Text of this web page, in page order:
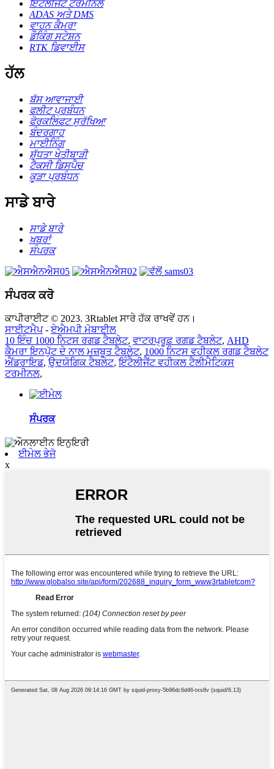
ਇੰਟੈਲੀਜੈਂਟ ਟਰਮੀਨਲ
ADAS ਅਤੇ DMS
ਵਾਹਨ ਕੈਮਰਾ
ਡੌਕਿੰਗ ਸਟੇਸ਼ਨ
RTK ਡਿਵਾਈਸ
ਹੱਲ
ਬੱਸ ਆਵਾਜਾਈ
ਫਲੀਟ ਪ੍ਰਬੰਧਨ
ਫੋਰਕਲਿਫਟ ਸੁਰੱਖਿਆ
ਬੰਦਰਗਾਹ
ਮਾਈਨਿੰਗ
ਸ਼ੁੱਧਤਾ ਖੇਤੀਬਾੜੀ
ਟੈਕਸੀ ਡਿਸਪੈਚ
ਕੂੜਾ ਪ੍ਰਬੰਧਨ
ਸਾਡੇ ਬਾਰੇ
ਸਾਡੇ ਬਾਰੇ
ਖ਼ਬਰਾਂ
ਸੰਪਰਕ
ਸੰਪਰਕ ਕਰੋ
ਕਾਪੀਰਾਈਟ © 2023. 3Rtablet ਸਾਰੇ ਹੱਕ ਰਾਖਵੇਂ ਹਨ।
ਸਾਈਟਮੈਪ-ਏਐਮਪੀ ਮੋਬਾਈਲ
10 ਇੰਚ 1000 ਨਿਟਸ ਰਗਡ ਟੈਬਲੇਟ, ਵਾਟਰਪ੍ਰੂਫ਼ ਰਗਡ ਟੈਬਲੇਟ, AHD
ਕੈਮਰਾ ਇਨਪੁੱਟ ਦੇ ਨਾਲ ਮਜ਼ਬੂਤ ​​ਟੈਬਲੇਟ, 1000 ਨਿਟਸ ਵਹੀਕਲ ਰਗਡ ਟੈਬਲੇਟ
ਐਂਡਰਾਇਡ, ਉਦਯੋਗਿਕ ਟੈਬਲੇਟ,ਇੰਟੈਲੀਜੈਂਟ ਵਹੀਕਲ ਟੈਲੀਮੈਟਿਕਸ
ਟਰਮੀਨਲ,
ਸੰਪਰਕ
ਈਮੇਲ ਭੇਜੋ
x